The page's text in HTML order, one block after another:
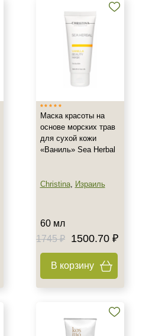
Маска красоты на
основе морских трав
для сухой кожи
«Ваниль» Sea Herbal
Christina, Израиль
60 мл
1745 ₽
1500.70 ₽
В корзину